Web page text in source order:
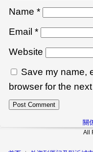
Name *
Email *
Website
Save my name,
browser for the
關
All